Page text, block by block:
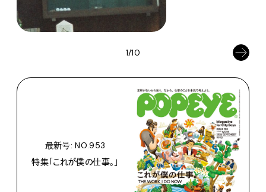
1/10
最新号: NO.953
特集「これが僕の仕事。」